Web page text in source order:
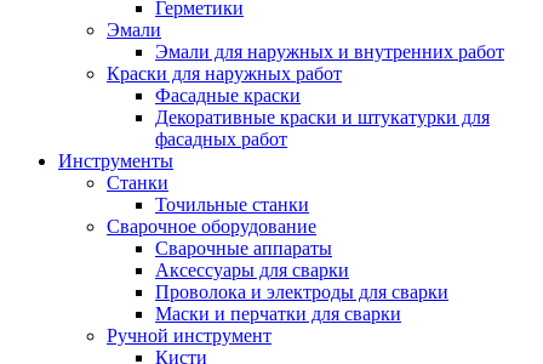
Герметики
Эмали
Эмали для наружных и внутренних работ
Краски для наружных работ
Фасадные краски
Декоративные краски и штукатурки для
фасадных работ
Инструменты
Станки
Точильные станки
Сварочное оборудование
Сварочные аппараты
Аксессуары для сварки
Проволока и электроды для сварки
Маски и перчатки для сварки
Ручной инструмент
Кисти